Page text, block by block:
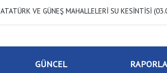
ATATÜRK VE GÜNEŞ MAHALLELERİ SU KESİNTİSİ
GÜNCEL